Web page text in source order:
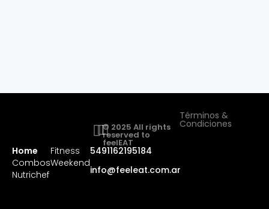
© 2025 All rights
reserved to
feelEAT
Términos &
Condiciones
Home
Combos
Nutrichef
Fitness
Weekend
5491162195184
info@feeleat.com.ar